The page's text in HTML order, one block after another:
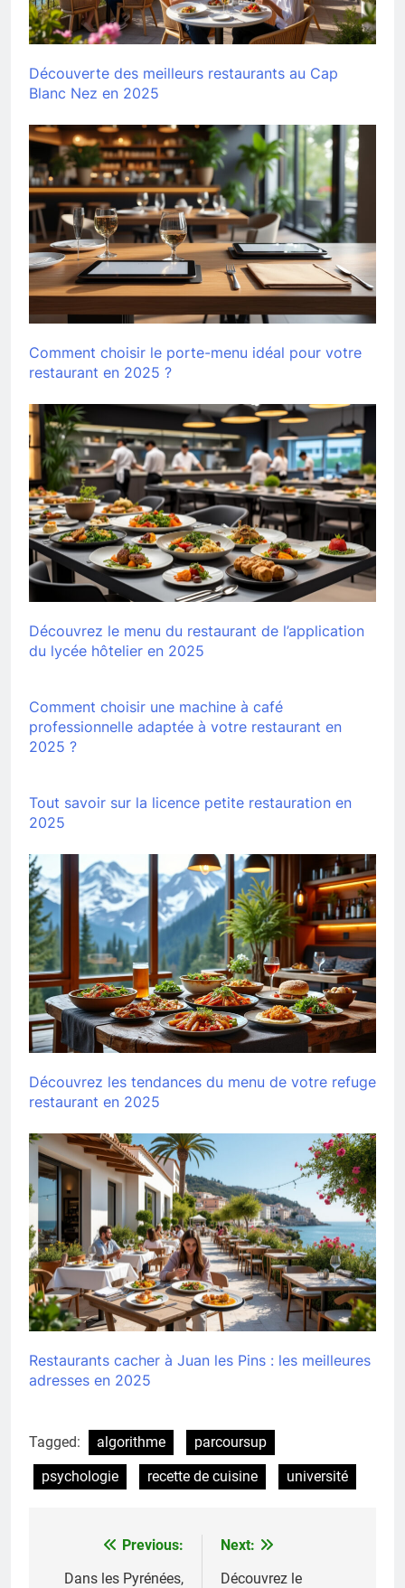
Découverte des meilleurs restaurants au Cap
Blanc Nez en 2025
Comment choisir le porte-menu idéal pour votre
restaurant en 2025 ?
Découvrez le menu du restaurant de l’application
du lycée hôtelier en 2025
Comment choisir une machine à café
professionnelle adaptée à votre restaurant en
2025 ?
Tout savoir sur la licence petite restauration en
2025
Découvrez les tendances du menu de votre refuge
restaurant en 2025
Restaurants cacher à Juan les Pins : les meilleures
adresses en 2025
Tagged: algorithme
parcoursup
psychologie
recette de cuisine université
Navigation
de
Previous:
Dans les Pyrénées,
Next:
Découvrez le